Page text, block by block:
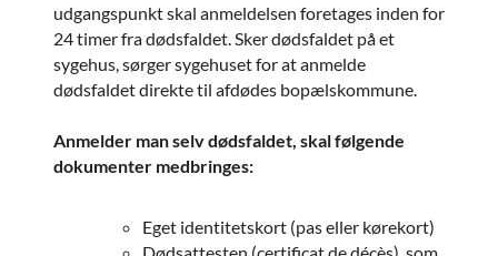
udgangspunkt skal anmeldelsen foretages inden for
24 timer fra dødsfaldet. Sker dødsfaldet på et
sygehus, sørger sygehuset for at anmelde
dødsfaldet direkte til afdødes bopælskommune.
Anmelder man selv dødsfaldet, skal følgende
dokumenter medbringes:
Eget identitetskort (pas eller kørekort)